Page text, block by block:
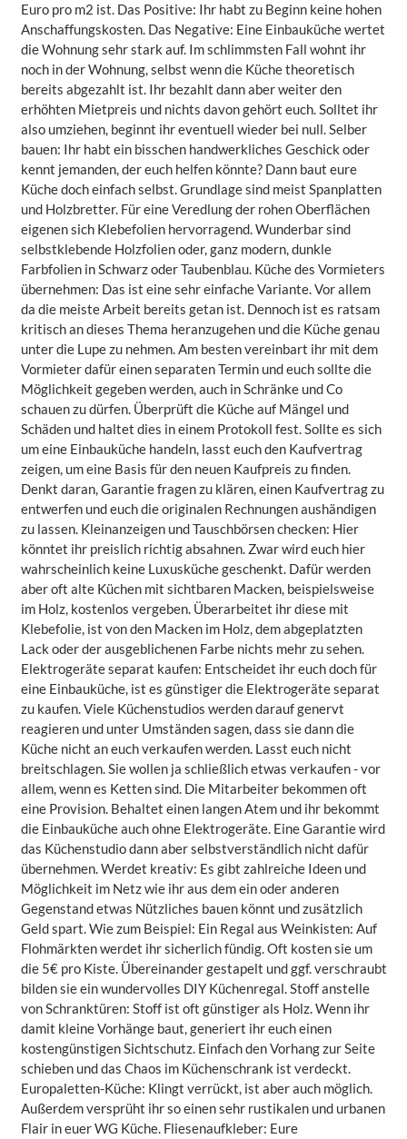
Euro pro m2 ist. Das Positive: Ihr habt zu Beginn keine hohen
Anschaffungskosten. Das Negative: Eine Einbauküche wertet
die Wohnung sehr stark auf. Im schlimmsten Fall wohnt ihr
noch in der Wohnung, selbst wenn die Küche theoretisch
bereits abgezahlt ist. Ihr bezahlt dann aber weiter den
erhöhten Mietpreis und nichts davon gehört euch. Solltet ihr
also umziehen, beginnt ihr eventuell wieder bei null. Selber
bauen: Ihr habt ein bisschen handwerkliches Geschick oder
kennt jemanden, der euch helfen könnte? Dann baut eure
Küche doch einfach selbst. Grundlage sind meist Spanplatten
und Holzbretter. Für eine Veredlung der rohen Oberflächen
eigenen sich Klebefolien hervorragend. Wunderbar sind
selbstklebende Holzfolien oder, ganz modern, dunkle
Farbfolien in Schwarz oder Taubenblau. Küche des Vormieters
übernehmen: Das ist eine sehr einfache Variante. Vor allem
da die meiste Arbeit bereits getan ist. Dennoch ist es ratsam
kritisch an dieses Thema heranzugehen und die Küche genau
unter die Lupe zu nehmen. Am besten vereinbart ihr mit dem
Vormieter dafür einen separaten Termin und euch sollte die
Möglichkeit gegeben werden, auch in Schränke und Co
schauen zu dürfen. Überprüft die Küche auf Mängel und
Schäden und haltet dies in einem Protokoll fest. Sollte es sich
um eine Einbauküche handeln, lasst euch den Kaufvertrag
zeigen, um eine Basis für den neuen Kaufpreis zu finden.
Denkt daran, Garantie fragen zu klären, einen Kaufvertrag zu
entwerfen und euch die originalen Rechnungen aushändigen
zu lassen. Kleinanzeigen und Tauschbörsen checken: Hier
könntet ihr preislich richtig absahnen. Zwar wird euch hier
wahrscheinlich keine Luxusküche geschenkt. Dafür werden
aber oft alte Küchen mit sichtbaren Macken, beispielsweise
im Holz, kostenlos vergeben. Überarbeitet ihr diese mit
Klebefolie, ist von den Macken im Holz, dem abgeplatzten
Lack oder der ausgeblichenen Farbe nichts mehr zu sehen.
Elektrogeräte separat kaufen: Entscheidet ihr euch doch für
eine Einbauküche, ist es günstiger die Elektrogeräte separat
zu kaufen. Viele Küchenstudios werden darauf genervt
reagieren und unter Umständen sagen, dass sie dann die
Küche nicht an euch verkaufen werden. Lasst euch nicht
breitschlagen. Sie wollen ja schließlich etwas verkaufen - vor
allem, wenn es Ketten sind. Die Mitarbeiter bekommen oft
eine Provision. Behaltet einen langen Atem und ihr bekommt
die Einbauküche auch ohne Elektrogeräte. Eine Garantie wird
das Küchenstudio dann aber selbstverständlich nicht dafür
übernehmen. Werdet kreativ: Es gibt zahlreiche Ideen und
Möglichkeit im Netz wie ihr aus dem ein oder anderen
Gegenstand etwas Nützliches bauen könnt und zusätzlich
Geld spart. Wie zum Beispiel: Ein Regal aus Weinkisten: Auf
Flohmärkten werdet ihr sicherlich fündig. Oft kosten sie um
die 5€ pro Kiste. Übereinander gestapelt und ggf. verschraubt
bilden sie ein wundervolles DIY Küchenregal. Stoff anstelle
von Schranktüren: Stoff ist oft günstiger als Holz. Wenn ihr
damit kleine Vorhänge baut, generiert ihr euch einen
kostengünstigen Sichtschutz. Einfach den Vorhang zur Seite
schieben und das Chaos im Küchenschrank ist verdeckt.
Europaletten-Küche: Klingt verrückt, ist aber auch möglich.
Außerdem versprüht ihr so einen sehr rustikalen und urbanen
Flair in euer WG Küche. Fliesenaufkleber: Eure